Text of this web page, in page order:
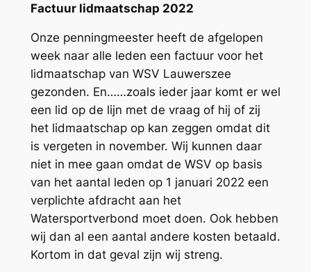
Factuur lidmaatschap 2022
Onze penningmeester heeft de afgelopen
week naar alle leden een factuur voor het
lidmaatschap van WSV Lauwerszee
gezonden. En……zoals ieder jaar komt er wel
een lid op de lijn met de vraag of hij of zij
het lidmaatschap op kan zeggen omdat dit
is vergeten in november. Wij kunnen daar
niet in mee gaan omdat de WSV op basis
van het aantal leden op 1 januari 2022 een
verplichte afdracht aan het
Watersportverbond moet doen. Ook hebben
wij dan al een aantal andere kosten betaald.
Kortom in dat geval zijn wij streng.